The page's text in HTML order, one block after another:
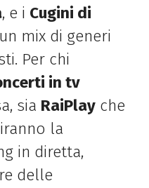
, e i Cugini di
mix di generi
Per chi
in tv
sia RaiPlayche
la
in diretta,
delle